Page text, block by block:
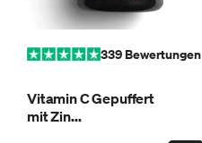
339 Bewertungen
Vitamin C Gepuffert
mit Zin...